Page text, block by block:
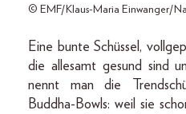
© EMF/Klaus-Maria Einwanger/
Eine bunte Schüssel,
die allesamt gesund sind
nennt man die
Buddha-Bowls: weil sie